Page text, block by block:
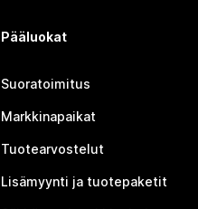
Pääluokat
Suoratoimitus
Markkinapaikat
Tuotearvostelut
Lisämyynti ja tuotepaketit